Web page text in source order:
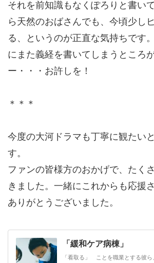
それを前知識もなくぽろりと書い
ら天然のおばさんでも、今頃少し
る、というのが正直な気持ちです
にまた義経を書いてしまうところ
ー・・・お許しを！
＊＊＊
今度の大河ドラマも丁寧に観たい
す。
ファンの皆様方のおかげで、たく
きました。一緒にこれからも応援
ありがとうございました。
「緩和ケア病棟」
「看取る」 ことを職業とする彼ら